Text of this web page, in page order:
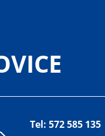
Tel: 572 585 135